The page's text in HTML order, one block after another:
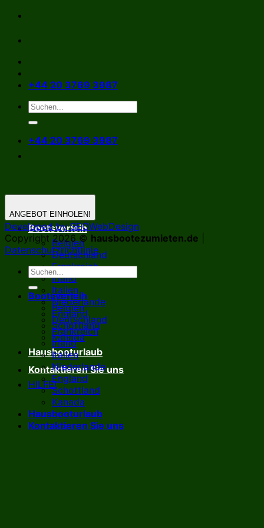
Zum
springen
+44 20 3769 3987
+44 20 3769 3987
Bootsverleih
Belgien
Deutschland
Frankreich
Irland
Italien
Niederlande
England
Schottland
Kanada
Hausbooturlaub
Kontaktieren Sie uns
HILFE!
ANGEBOT EINHOLEN!
Developed by SEOWebDesign
Copyright 2026 © hausbootezumieten.de
Datenschutzrichtlinie
Bootsverleih
Belgien
Deutschland
Frankreich
Irland
Italien
Niederlande
England
Schottland
Kanada
Hausbooturlaub
Kontaktieren Sie uns